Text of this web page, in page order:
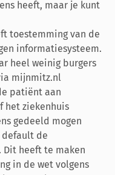
heeft, maar je kunt
toestemming van de
informatiesysteem.
heel weinig burgers
mijnmitz.nl
patiënt aan
het ziekenhuis
gedeeld mogen
default de
Dit heeft te maken
in de wet volgens